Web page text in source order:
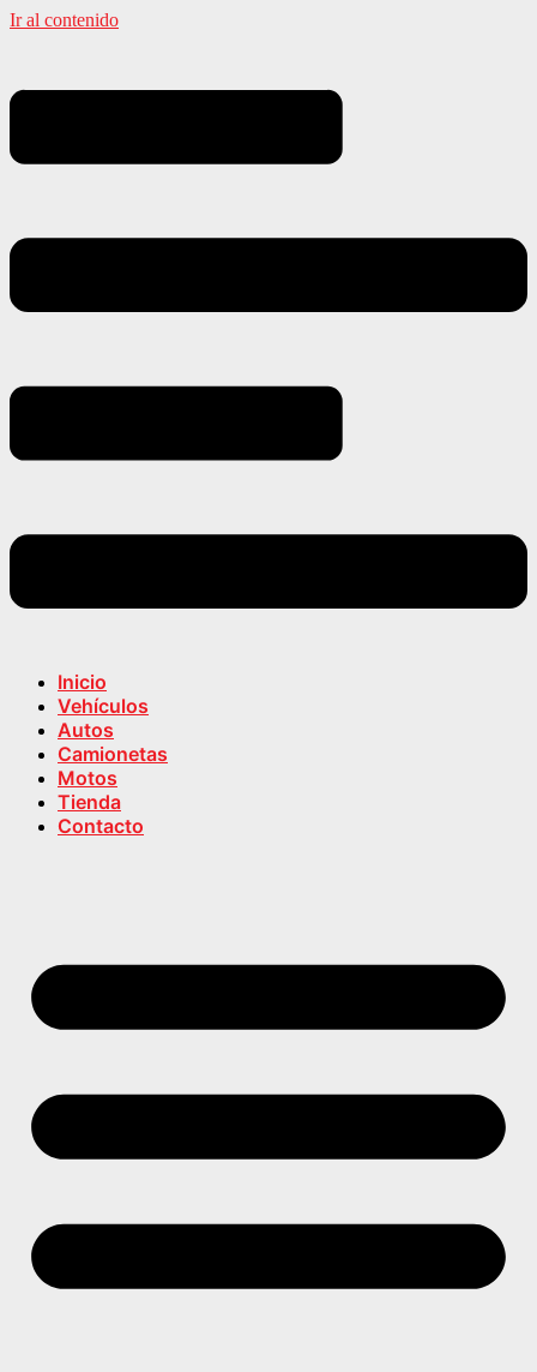
Ir al contenido
Inicio
Vehículos
Autos
Camionetas
Motos
Tienda
Contacto